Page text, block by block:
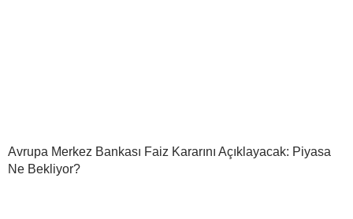
Avrupa Merkez Bankası Faiz Kararını Açıklayacak: Piyasa
Ne Bekliyor?